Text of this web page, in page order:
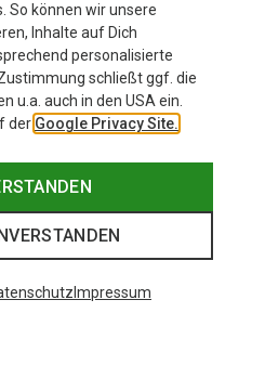
Traa
So können wir unsere
Inhalte auf Dich
personalisierte
schließt ggf. die
u.a. auch in den USA ein.
der Google Privacy Site.
Impressum